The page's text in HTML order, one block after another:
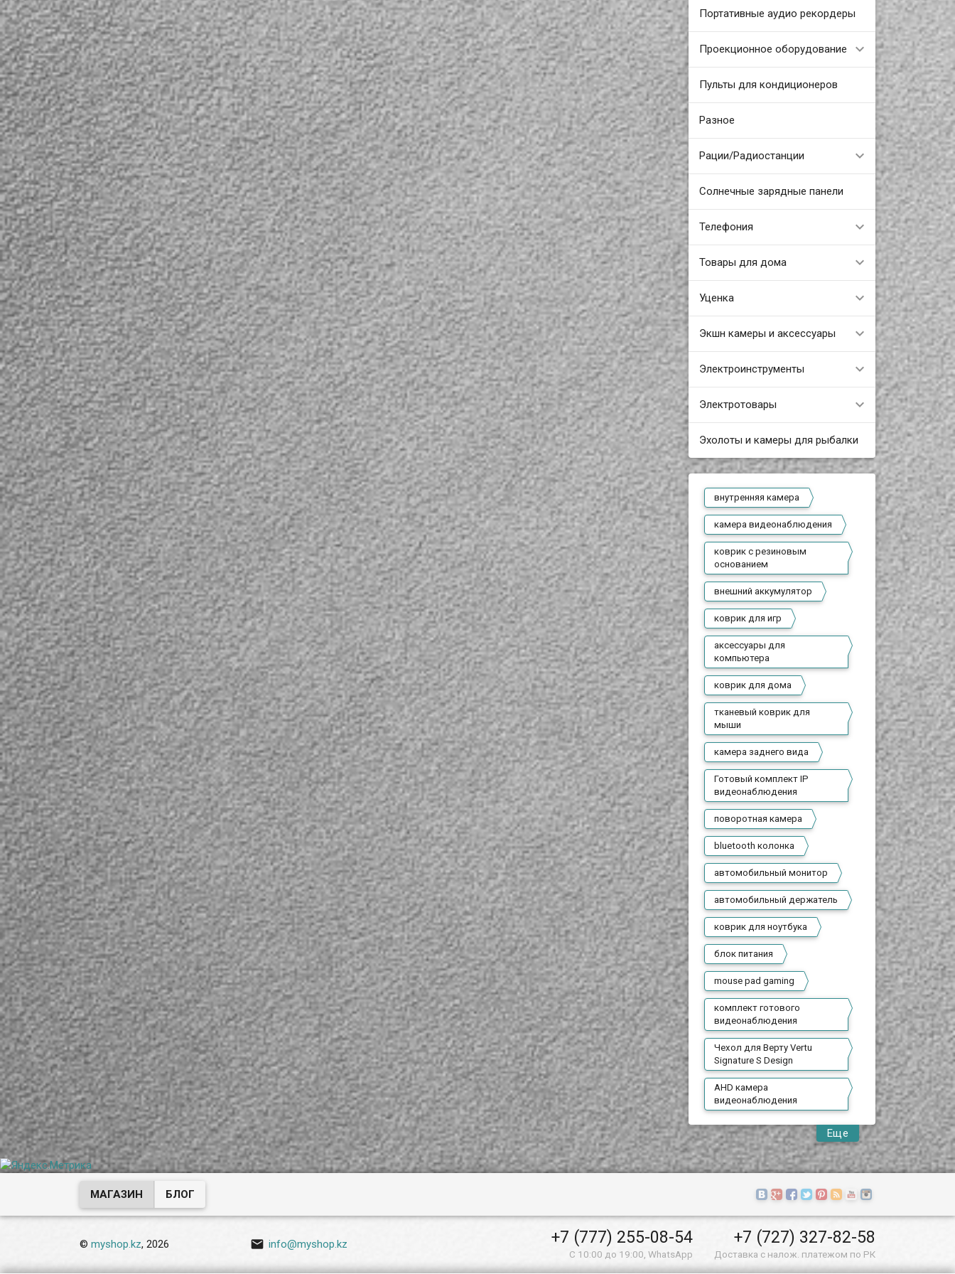
Портативные аудио рекордеры
Проекционное оборудование
Пульты для кондиционеров
Разное
Рации/Радиостанции
Солнечные зарядные панели
Телефония
Товары для дома
Уценка
Экшн камеры и аксессуары
Электроинструменты
Электротовары
Эхолоты и камеры для рыбалки
внутренняя камера
камера видеонаблюдения
коврик с резиновым
основанием
внешний аккумулятор
коврик для игр
аксессуары для
компьютера
коврик для дома
тканевый коврик для
мыши
камера заднего вида
Готовый комплект IP
видеонаблюдения
поворотная камера
bluetooth колонка
автомобильный монитор
автомобильный держатель
коврик для ноутбука
блок питания
mouse pad gaming
комплект готового
видеонаблюдения
Чехол для Верту Vertu
Signature S Design
AHD камера
видеонаблюдения
Еще
дальностью 10м.
Благодаря углу обзора 180
градусов камера
полностью охватывает
всю территорию комнаты
или офиса без слепых зон,
в отличии от простых
камер видеонаблюдения.
Такая камера способна
заменить как минимум две
обычные камеры.
дальностью 10м...
заменить как минимум две
обычные камеры...
МАГАЗИН БЛОГ
©myshop.kz, 2026  info@myshop.kz +7 (777) 255-08-54
С 10:00 до 19:00, WhatsApp
+7 (727) 327-82-58
Доставка с налож. платежом по РК